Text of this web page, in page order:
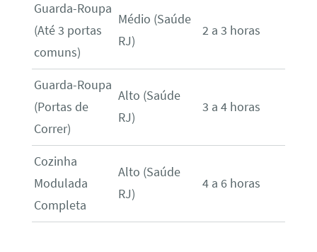
Guarda-Roupa
(Até 3 portas
comuns)
Médio (Saúde
RJ)
2 a 3 horas
Guarda-Roupa
(Portas de
Correr)
Alto (Saúde
RJ)
3 a 4 horas
Cozinha
Modulada
Completa
Alto (Saúde
RJ)
4 a 6 horas